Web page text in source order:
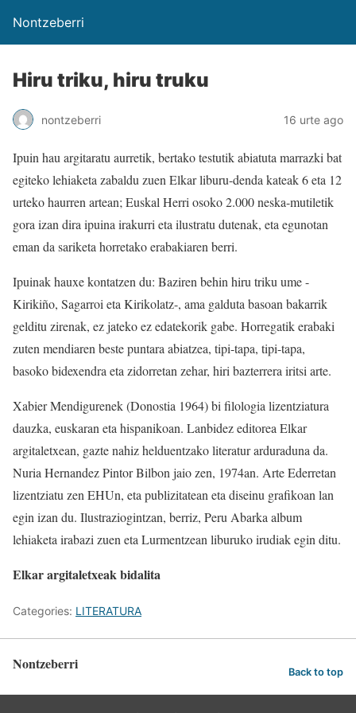
Nontzeberri
Hiru triku, hiru truku
nontzeberri 16 urte ago
Ipuin hau argitaratu aurretik, bertako testutik abiatuta marrazki bat
egiteko lehiaketa zabaldu zuen Elkar liburu-denda kateak 6 eta 12
urteko haurren artean; Euskal Herri osoko 2.000 neska-mutiletik
gora izan dira ipuina irakurri eta ilustratu dutenak, eta egunotan
eman da sariketa horretako erabakiaren berri.
Ipuinak hauxe kontatzen du: Baziren behin hiru triku ume -
Kirikiño, Sagarroi eta Kirikolatz-, ama galduta basoan bakarrik
gelditu zirenak, ez jateko ez edatekorik gabe. Horregatik erabaki
zuten mendiaren beste puntara abiatzea, tipi-tapa, tipi-tapa,
basoko bidexendra eta zidorretan zehar, hiri bazterrera iritsi arte.
Xabier Mendigurenek (Donostia 1964) bi filologia lizentziatura
dauzka, euskaran eta hispanikoan. Lanbidez editorea Elkar
argitaletxean, gazte nahiz helduentzako literatur arduraduna da.
Nuria Hernandez Pintor Bilbon jaio zen, 1974an. Arte Ederretan
lizentziatu zen EHUn, eta publizitatean eta diseinu grafikoan lan
egin izan du. Ilustraziogintzan, berriz, Peru Abarka album
lehiaketa irabazi zuen eta Lurmentzean liburuko irudiak egin ditu.
Elkar argitaletxeak bidalita
Categories: LITERATURA
Nontzeberri Back to top